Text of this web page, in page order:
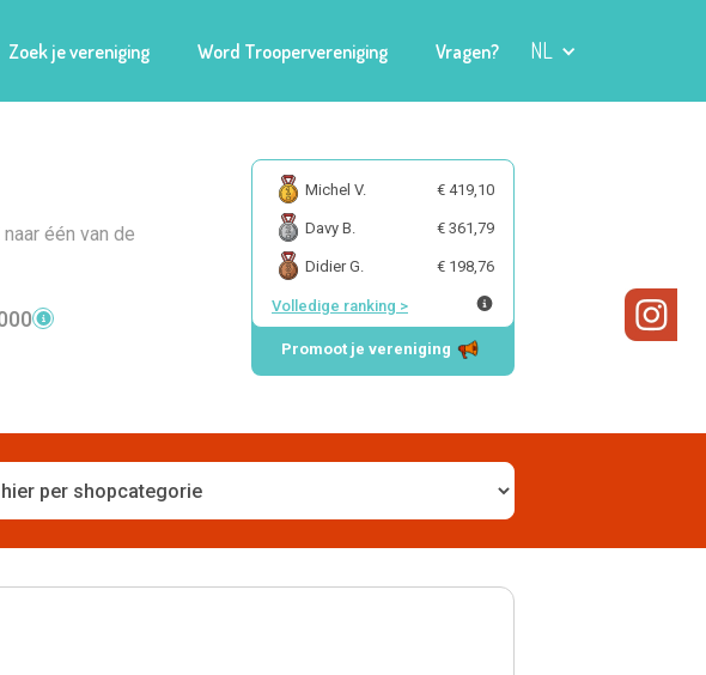
Zoek je vereniging Word Troopervereniging Vragen? NL
één van de
Michel V. € 419,10
Davy B. € 361,79
Didier G. € 198,76
Volledige ranking >
Promoot je vereniging